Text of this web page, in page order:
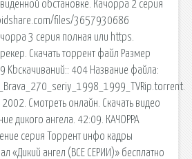
обстановке. Качорра 2 серия
files/3657930686
3 серия полная или https.
Скачать торрент файл Размер
Kbcкачиваний:: 404 Название файла:
Смотреть онлайн. Скачать видео
дикого ангела. 42:09. КАЧОРРА
серия Торрент инфо кадры
«Дикий ангел (ВСЕ СЕРИИ)» бесплатно